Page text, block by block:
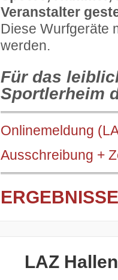
Veranstalter
Diese Wurfgeräte
werden.
Für das
Sportlerheim
Onlinemeldung
Ausschreibung +
ERGEBNISSE
LAZ